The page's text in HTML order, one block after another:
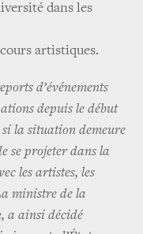
dans les
artistiques.
d’événements
depuis le début
la situation demeure
se projeter dans la
les artistes, les
ministre de la
a ainsi décidé